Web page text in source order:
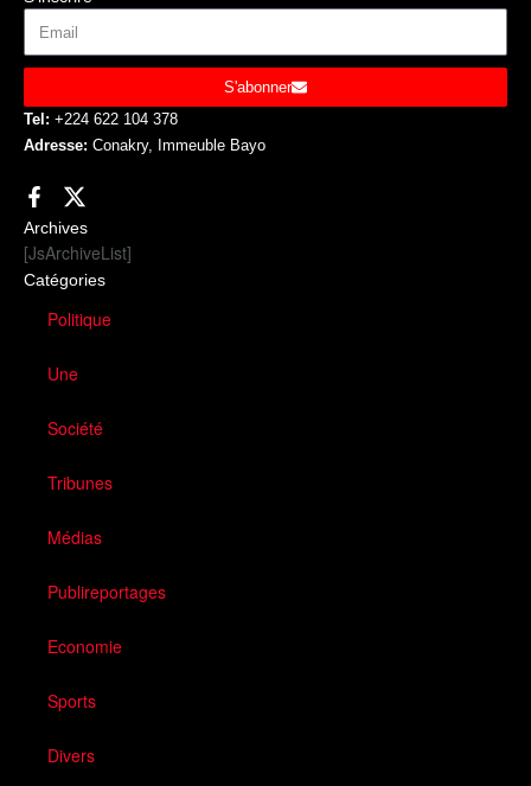
Catégories
Politique
Une
Société
Tribunes
Médias
Publireportages
Economie
Sports
Divers
Archives
[JsArchiveList]
S'abonner
Tel: +224 622 104 378
Adresse: Conakry, Immeuble Bayo